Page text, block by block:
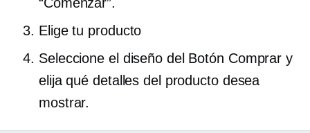
Elige tu producto
Seleccione el diseño del Botón Comprar y
elija qué detalles del producto desea
mostrar.